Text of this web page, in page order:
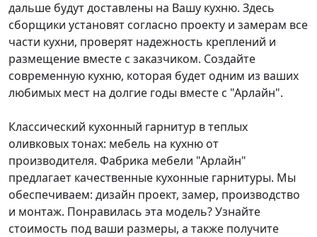
дальше будут доставлены на Вашу кухню. Здесь
сборщики установят согласно проекту и замерам все
части кухни, проверят надежность креплений и
размещение вместе с заказчиком. Создайте
современную кухню, которая будет одним из ваших
любимых мест на долгие годы вместе с "Арлайн".
Классический кухонный гарнитур в теплых
оливковых тонах: мебель на кухню от
производителя. Фабрика мебели "Арлайн"
предлагает качественные кухонные гарнитуры. Мы
обеспечиваем: дизайн проект, замер, производство
и монтаж. Понравилась эта модель? Узнайте
стоимость под ваши размеры, а также получите